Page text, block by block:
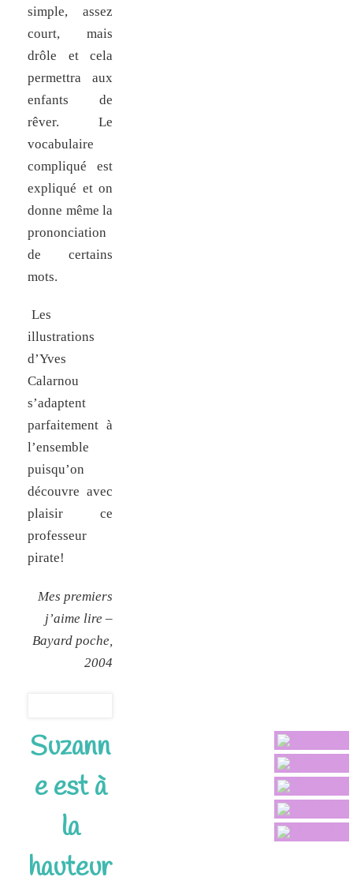
simple, assez
court, mais
drôle et cela
permettra aux
enfants de
rêver. Le
vocabulaire
compliqué est
expliqué et on
donne même la
prononciation
de certains
mots.
Les
illustrations
d’Yves
Calarnou
s’adaptent
parfaitement à
l’ensemble
puisqu’on
découvre avec
plaisir ce
professeur
pirate!
Mes premiers
j’aime lire –
Bayard poche,
2004
Suzann
e est à
la
hauteur